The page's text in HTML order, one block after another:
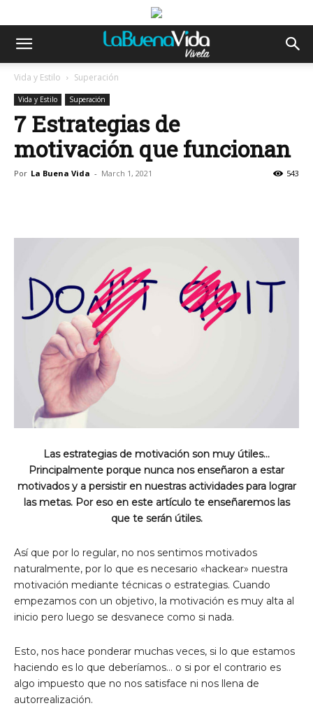
Vida y Estilo Superación
Vida y Estilo Superación
7 Estrategias de
motivación que funcionan
Por La Buena Vida - March 1, 2021 543
Las estrategias de motivación son muy útiles…
Principalmente porque nunca nos enseñaron a estar
motivados y a persistir en nuestras actividades para lograr
las metas. Por eso en este artículo te enseñaremos las
que te serán útiles.
Así que por lo regular, no nos sentimos motivados
naturalmente, por lo que es necesario «hackear» nuestra
motivación mediante técnicas o estrategias. Cuando
empezamos con un objetivo, la motivación es muy alta al
inicio pero luego se desvanece como si nada.
Esto, nos hace ponderar muchas veces, si lo que estamos
haciendo es lo que deberíamos… o si por el contrario es
algo impuesto que no nos satisface ni nos llena de
autorrealización.